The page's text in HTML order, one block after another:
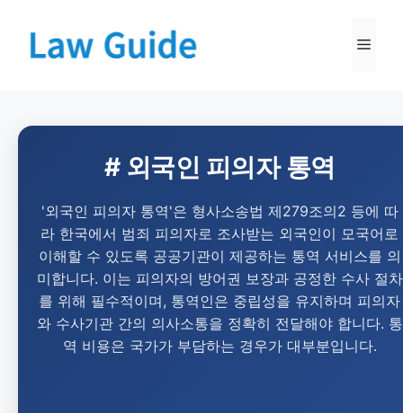
# 외국인 피의자 통역
'외국인 피의자 통역'은 형사소송법 제279조의2 등에 따
라 한국에서 범죄 피의자로 조사받는 외국인이 모국어로
이해할 수 있도록 공공기관이 제공하는 통역 서비스를 의
미합니다. 이는 피의자의 방어권 보장과 공정한 수사 절차
를 위해 필수적이며, 통역인은 중립성을 유지하며 피의자
와 수사기관 간의 의사소통을 정확히 전달해야 합니다. 통
역 비용은 국가가 부담하는 경우가 대부분입니다.